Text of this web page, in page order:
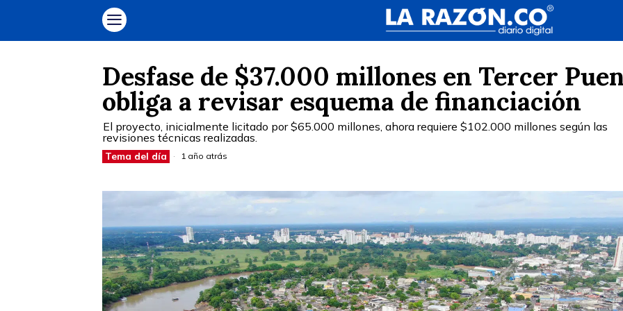
Desfase de $37.000 millones en Tercer
obliga a revisar esquema de financiación
El proyecto, inicialmente licitado por $65.000 millones, ahora requiere $102.000 millones según las
revisiones técnicas realizadas.
Tema del día 1 año atrás